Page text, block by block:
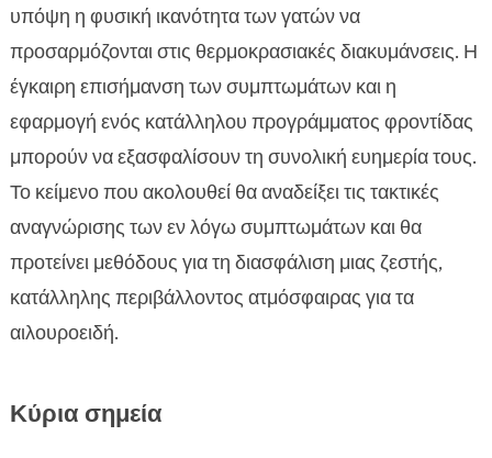
Πότε να επισκεφτείτε τον κτηνίατρο
Πώς να διατηρήσουμε τη γάτα μας ζεστή στο
σπίτι
Η διατροφή που βοηθάει τη γάτα μας να
αντιμετωπίσει το κρύο
 Προϊόντα CricksyCat που μπορούν να
βοηθήσουν
 Η σημασία της σωστής ενυδάτωσης το χειμώνα
 Σημάδια κρύου στη γάτα
 Τι να αποφύγετε όταν φροντίζετε μια κρύα γάτα
 Προληπτικά μέτρα για να αποφύγετε το κρύο
υπόψη η φυσική ικανότητα των γατών να
προσαρμόζονται στις θερμοκρασιακές διακυμάνσεις. Η
έγκαιρη επισήμανση των συμπτωμάτων και η
εφαρμογή ενός κατάλληλου προγράμματος φροντίδας
μπορούν να εξασφαλίσουν τη συνολική ευημερία τους.
Το κείμενο που ακολουθεί θα αναδείξει τις τακτικές
αναγνώρισης των εν λόγω συμπτωμάτων και θα
προτείνει μεθόδους για τη διασφάλιση μιας ζεστής,
κατάλληλης περιβάλλοντος ατμόσφαιρας για τα
αιλουροειδή.
Κύρια σημεία